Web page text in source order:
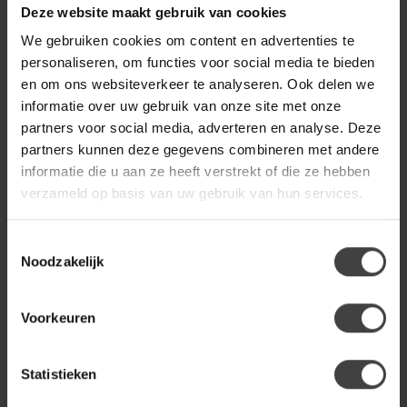
Deze website maakt gebruik van cookies
We gebruiken cookies om content en advertenties te
personaliseren, om functies voor social media te bieden
en om ons websiteverkeer te analyseren. Ook delen we
informatie over uw gebruik van onze site met onze
partners voor social media, adverteren en analyse. Deze
partners kunnen deze gegevens combineren met andere
informatie die u aan ze heeft verstrekt of die ze hebben
verzameld op basis van uw gebruik van hun services.
Noodzakelijk
Voorkeuren
Statistieken
WOONMAX
WoonMax Eettafel
Wellington Ovaal Lamulux -
Diverse kleuren en
afmetingen
€799,00
RICHMOND INTERIORS
Richmond Interiors Eettafel
Clayton 220 Beige €2.003,00
Heb je een vraag over dit product?
of+31
224 850 926